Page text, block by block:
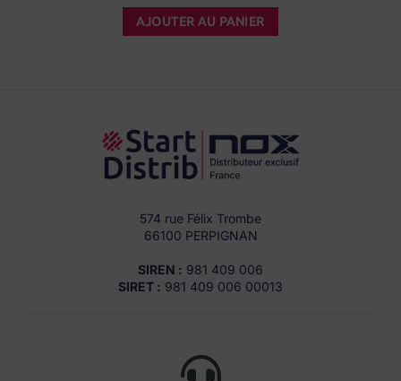
AJOUTER AU PANIER
574 rue Félix Trombe
66100 PERPIGNAN
SIREN : 981 409 006
SIRET : 981 409 006 00013